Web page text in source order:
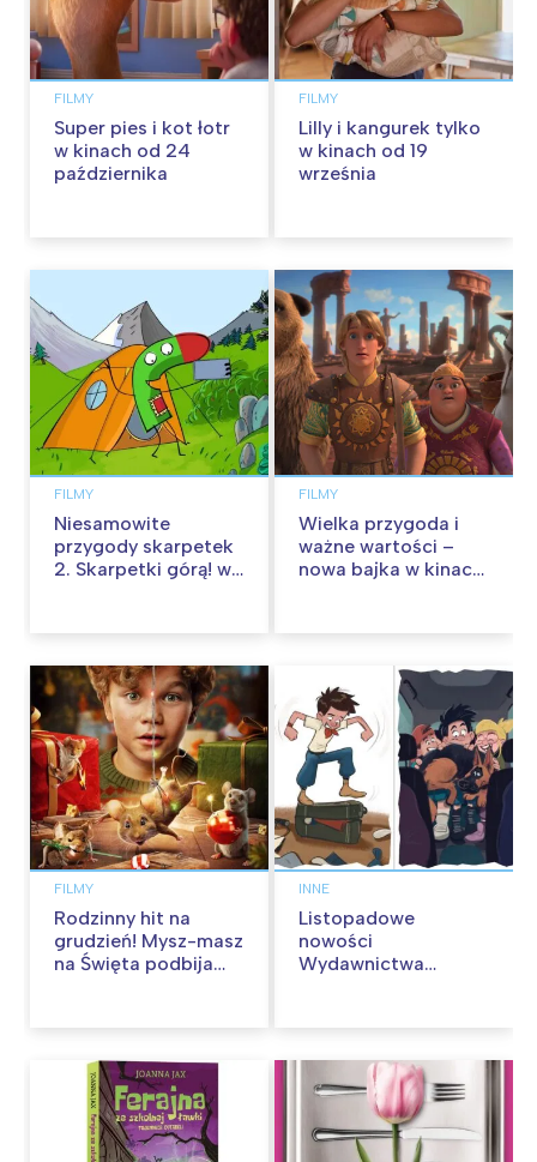
FILMY
Super pies i kot łotr
w kinach od 24
października
FILMY
Lilly i kangurek tylko
w kinach od 19
września
FILMY
Niesamowite
przygody skarpetek
2. Skarpetki górą! w
FILMY
Wielka przygoda i
ważne wartości –
nowa bajka w kinach
FILMY
Rodzinny hit na
grudzień! Mysz-masz
na Święta podbija
INNE
Listopadowe
nowości
Wydawnictwa